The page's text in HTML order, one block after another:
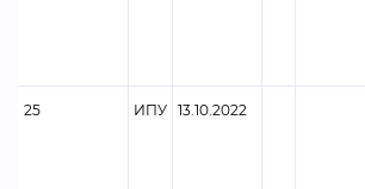
25 ИПУ 13.10.2022